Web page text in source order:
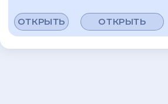
ОТКРЫТЬ ОТКРЫТЬ